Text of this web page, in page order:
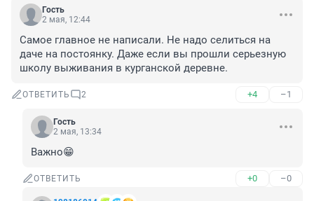
Гость
2 мая, 12:44
Самое главное не написали. Не надо селиться на
даче на постоянку. Даже если вы прошли серьезную
школу выживания в курганской деревне.
ОТВЕТИТЬ 2 +4 –1
Гость
2 мая, 13:34
Важно😁
ОТВЕТИТЬ +0 –0